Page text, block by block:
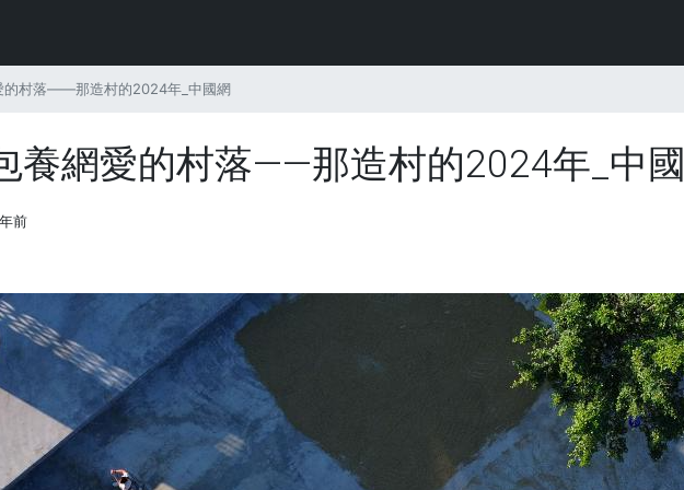
的村落——那造村的2024年_中國網
養網愛的村落——那造村的2024年_中
前